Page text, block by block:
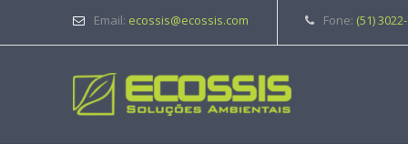
Email: ecossis@ecossis.com Fone: (51)